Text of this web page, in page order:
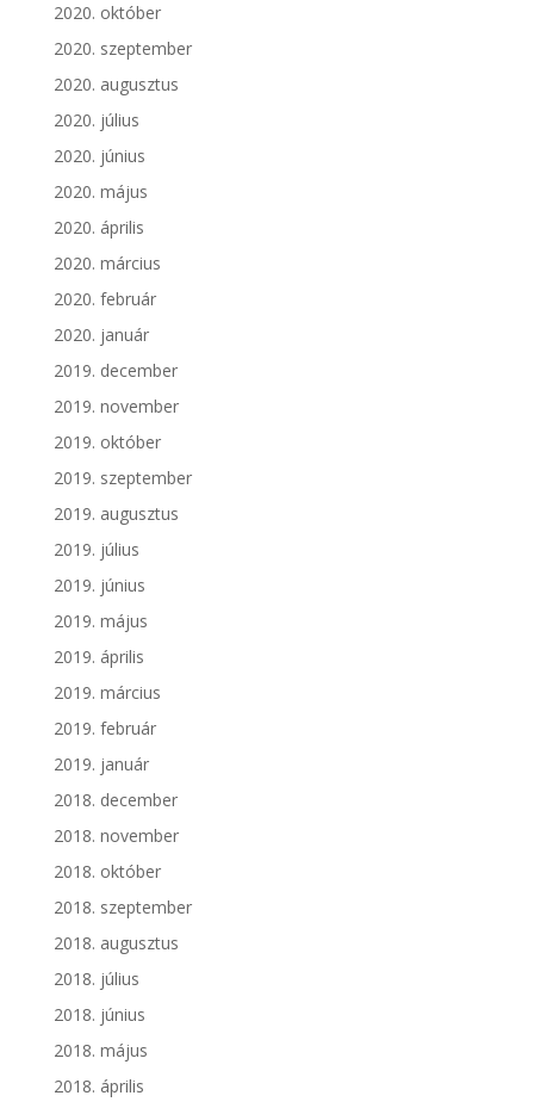
2020. október
2020. szeptember
2020. augusztus
2020. július
2020. június
2020. május
2020. április
2020. március
2020. február
2020. január
2019. december
2019. november
2019. október
2019. szeptember
2019. augusztus
2019. július
2019. június
2019. május
2019. április
2019. március
2019. február
2019. január
2018. december
2018. november
2018. október
2018. szeptember
2018. augusztus
2018. július
2018. június
2018. május
2018. április